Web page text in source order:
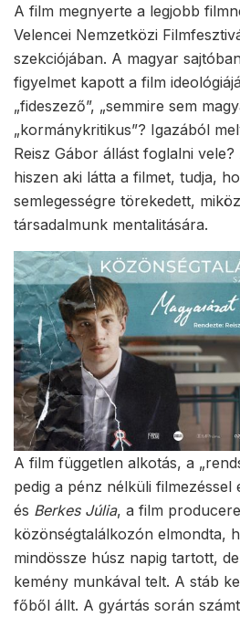
A film megnyerte a legjobb
Velencei Nemzetközi
szekciójában. A magyar
figyelmet kapott a film
„fideszező”, „semmire sem
„kormánykritikus”? Igazából
Reisz Gábor állást foglalni
hiszen aki látta a filmet, tudja,
semlegességre törekedett,
társadalmunk mentalitására.
A film független alkotás, a
pedig a pénz nélküli filmezéssel
és Berkes Júlia, a film
közönségtalálkozón elmondta,
mindössze húsz napig tartott,
kemény munkával telt. A stáb
főből állt. A gyártás során